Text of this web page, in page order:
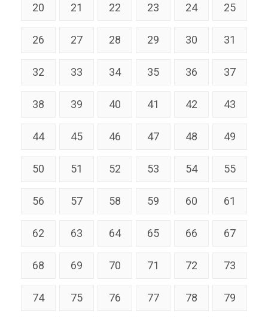
20 21 22 23 24 25
26 27 28 29 30 31
32 33 34 35 36 37
38 39 40 41 42 43
44 45 46 47 48 49
50 51 52 53 54 55
56 57 58 59 60 61
62 63 64 65 66 67
68 69 70 71 72 73
74 75 76 77 78 79